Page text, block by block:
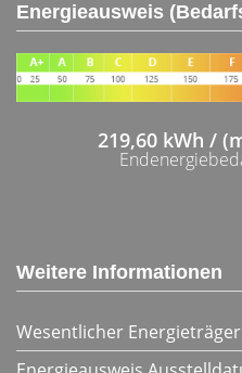
Energieausweis
219,60 kWh /
Weitere Informationen
Wesentlicher Energieträger